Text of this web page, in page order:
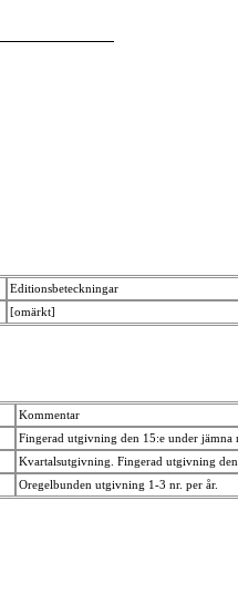
Editionsbeteckningar
[omärkt]
Kommentar
Fingerad utgivning den 15:e under
Kvartalsutgivning. Fingerad utgivning
Oregelbunden utgivning 1-3 nr. per år.